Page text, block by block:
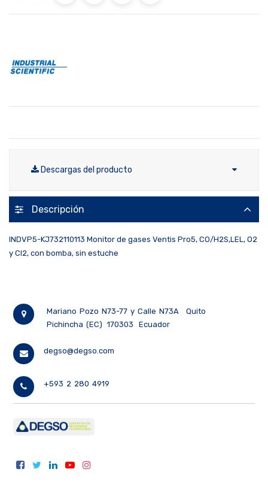
Descargas del producto
Descripción
INDVP5-KJ732110113 Monitor de gases Ventis Pro5, CO/H2S,LEL, O2
y Cl2, con bomba, sin estuche
Mariano Pozo N73-77 y Calle N73A
Quito
Pichincha (EC)
170303 Ecuador
degso@degso.com
+593 2 280 4919